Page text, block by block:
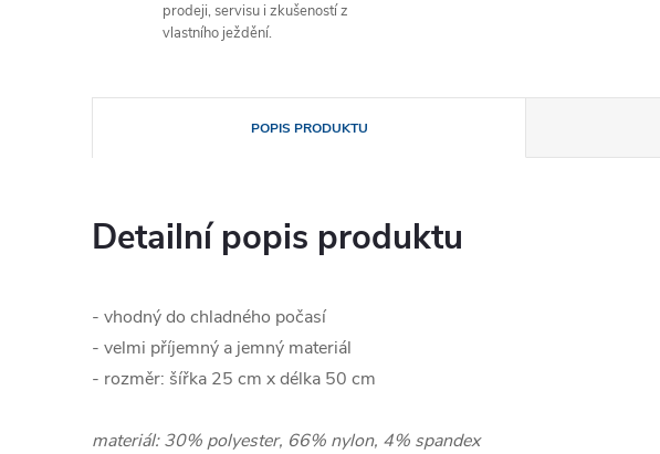
prodeji, servisu i zkušeností z
vlastního ježdění.
POPIS PRODUKTU
Detailní popis produktu
- vhodný do chladného počasí
- velmi příjemný a jemný materiál
- rozměr: šířka 25 cm x délka 50 cm
materiál: 30% polyester, 66% nylon, 4% spandex